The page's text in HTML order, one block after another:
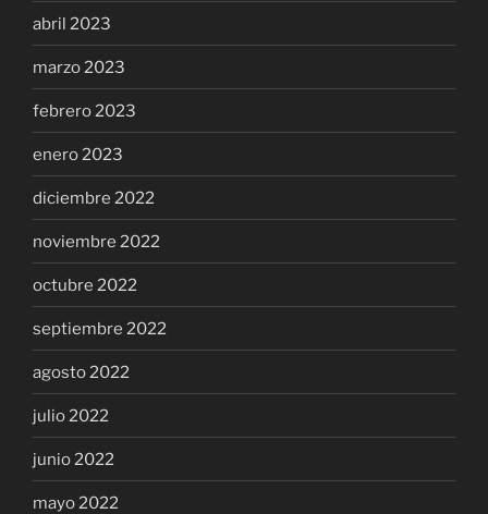
abril 2023
marzo 2023
febrero 2023
enero 2023
diciembre 2022
noviembre 2022
octubre 2022
septiembre 2022
agosto 2022
julio 2022
junio 2022
mayo 2022